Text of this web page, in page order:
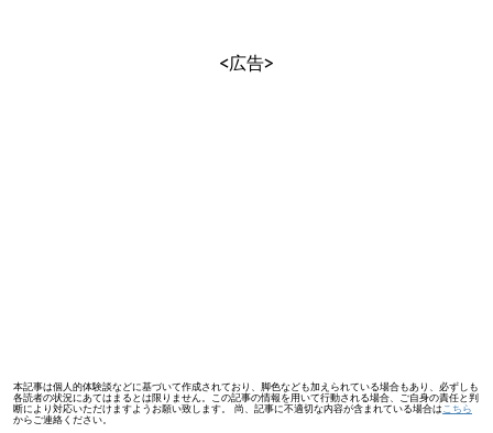
<広告>
本記事は個人的体験談などに基づいて作成されており、脚色なども加えられている場合もあり、必ずしも
各読者の状況にあてはまるとは限りません。この記事の情報を用いて行動される場合、ご自身の責任と判
断により対応いただけますようお願い致します。 尚、記事に不適切な内容が含まれている場合は こちら
からご連絡ください。